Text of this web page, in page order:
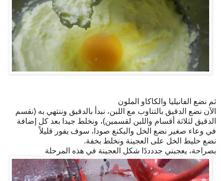
ثم نضع الفانيليا والكاكاو الملون
الآن نضع الدقيق بالتناوب مع اللبن، نبدأ بالدقيق وننتهي به (نقسم
الدقيق لثلاثة أقسام واللبن لقسمين)، ونخلط جيدا بعد كل إضافة
في وعاء صغير نضع الخل والبكنغ صودا، سوف يفور قليلاً
نضع خليط الخل على العجينة ونخلط بخفة.
بصراحة، يعجبني جددددًا شكل العجينة في هذه المرحلة